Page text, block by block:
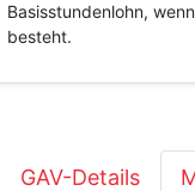
Basisstundenlohn,
besteht.
GAV-Details